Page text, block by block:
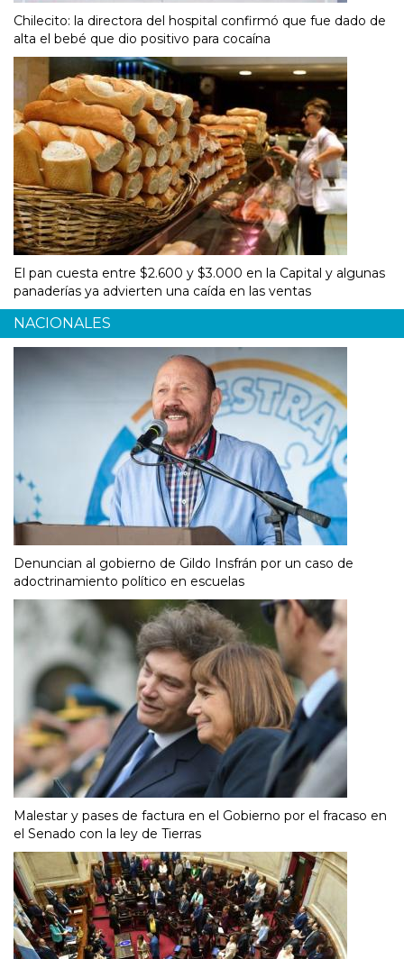
Chilecito: la directora del hospital confirmó que fue dado de
alta el bebé que dio positivo para cocaína
El pan cuesta entre $2.600 y $3.000 en la Capital y algunas
panaderías ya advierten una caída en las ventas
NACIONALES
Denuncian al gobierno de Gildo Insfrán por un caso de
adoctrinamiento político en escuelas
Malestar y pases de factura en el Gobierno por el fracaso en
el Senado con la ley de Tierras